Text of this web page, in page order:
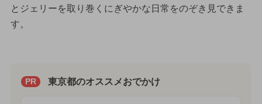
とジェリーを取り巻くにぎやかな日常をのぞき見できま
す。
PR 東京都のオススメおでかけ